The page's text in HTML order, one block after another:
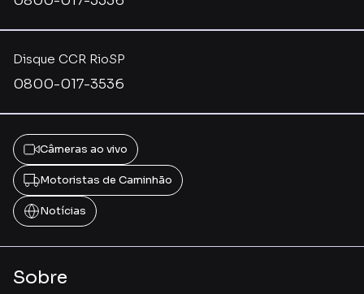
Disque CCR RioSP
0800-017-3536
Câmeras ao vivo
Motoristas de Caminhão
Notícias
Sobre